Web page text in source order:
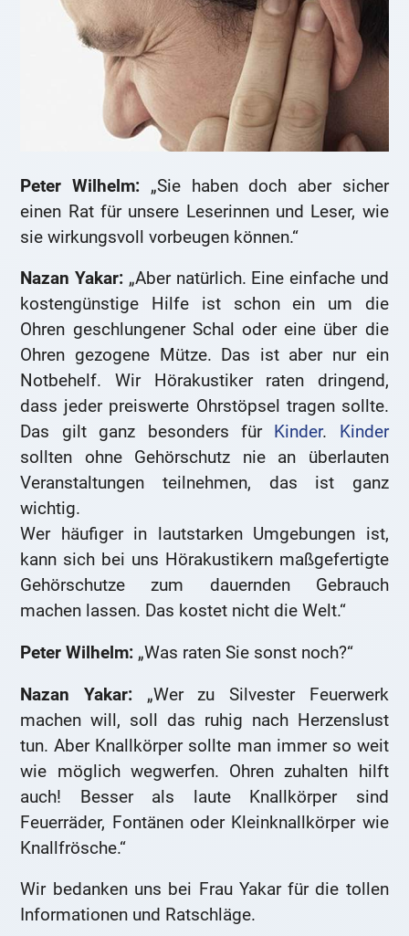
Peter Wilhelm: „Sie haben doch aber sicher
einen Rat für unsere Leserinnen und Leser, wie
sie wirkungsvoll vorbeugen können.“
Nazan Yakar: „Aber natürlich. Eine einfache und
kostengünstige Hilfe ist schon ein um die
Ohren geschlungener Schal oder eine über die
Ohren gezogene Mütze. Das ist aber nur ein
Notbehelf. Wir Hörakustiker raten dringend,
dass jeder preiswerte Ohrstöpsel tragen sollte.
Das gilt ganz besonders für Kinder. Kinder
sollten ohne Gehörschutz nie an überlauten
Veranstaltungen teilnehmen, das ist ganz
wichtig.
Wer häufiger in lautstarken Umgebungen ist,
kann sich bei uns Hörakustikern maßgefertigte
Gehörschutze zum dauernden Gebrauch
machen lassen. Das kostet nicht die Welt.“
Peter Wilhelm: „Was raten Sie sonst noch?“
Nazan Yakar: „Wer zu Silvester Feuerwerk
machen will, soll das ruhig nach Herzenslust
tun. Aber Knallkörper sollte man immer so weit
wie möglich wegwerfen. Ohren zuhalten hilft
auch! Besser als laute Knallkörper sind
Feuerräder, Fontänen oder Kleinknallkörper wie
Knallfrösche.“
Wir bedanken uns bei Frau Yakar für die tollen
Informationen und Ratschläge.